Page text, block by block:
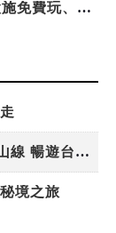
高雄最大親子遊樂園8/8開幕！30項設施免費玩、YOYO家族嗨翻暑假
台灣好行／新路線！下半年增開大雪山線 暢遊台中更便利
境之旅